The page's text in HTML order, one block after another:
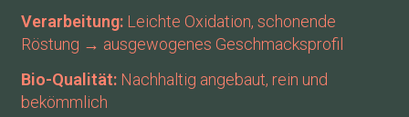
Verarbeitung:Leichte Oxidation, schonende
Röstung → ausgewogenes Geschmacksprofil
Bio-Qualität:Nachhaltig angebaut, rein und
bekömmlich